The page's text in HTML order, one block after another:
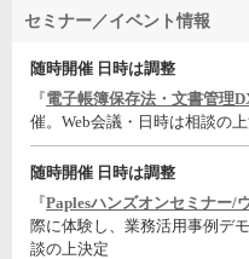
セミナー／イベント情報
随時開催 日時は調整
『電子帳簿保存法・文書管理
催。Web会議・日時は相談の
随時開催 日時は調整
『Paplesハンズオンセミナー/
際に体験し、業務活用事例デ
談の上決定